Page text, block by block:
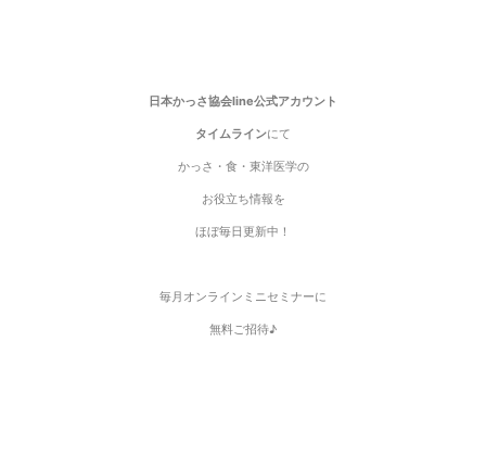
日本かっさ協会line公式アカウント
タイムラインにて
かっさ・食・東洋医学の
お役立ち情報を
ほぼ毎日更新中！
毎月オンラインミニセミナーに
無料ご招待♪